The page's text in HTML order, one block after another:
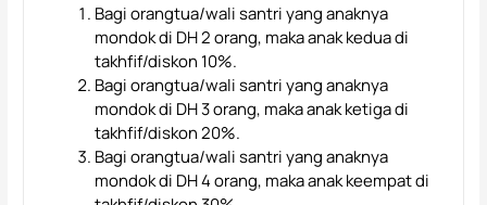
Bagi orangtua/wali santri yang anaknya
mondok di DH 2 orang, maka anak kedua di
takhfif/diskon 10%.
Bagi orangtua/wali santri yang anaknya
mondok di DH 3 orang, maka anak ketiga di
takhfif/diskon 20%.
Bagi orangtua/wali santri yang anaknya
mondok di DH 4 orang, maka anak keempat di